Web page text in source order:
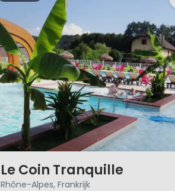
Le Coin Tranquille
Rhône-Alpes, Frankrijk